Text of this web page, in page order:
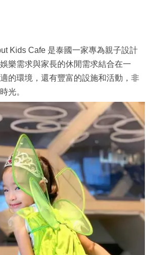
Kids Cafe 是泰國一家專為親子設計
樂需求與家長的休閒需求結合在一
的環境，還有豐富的設施和活動，非
光。